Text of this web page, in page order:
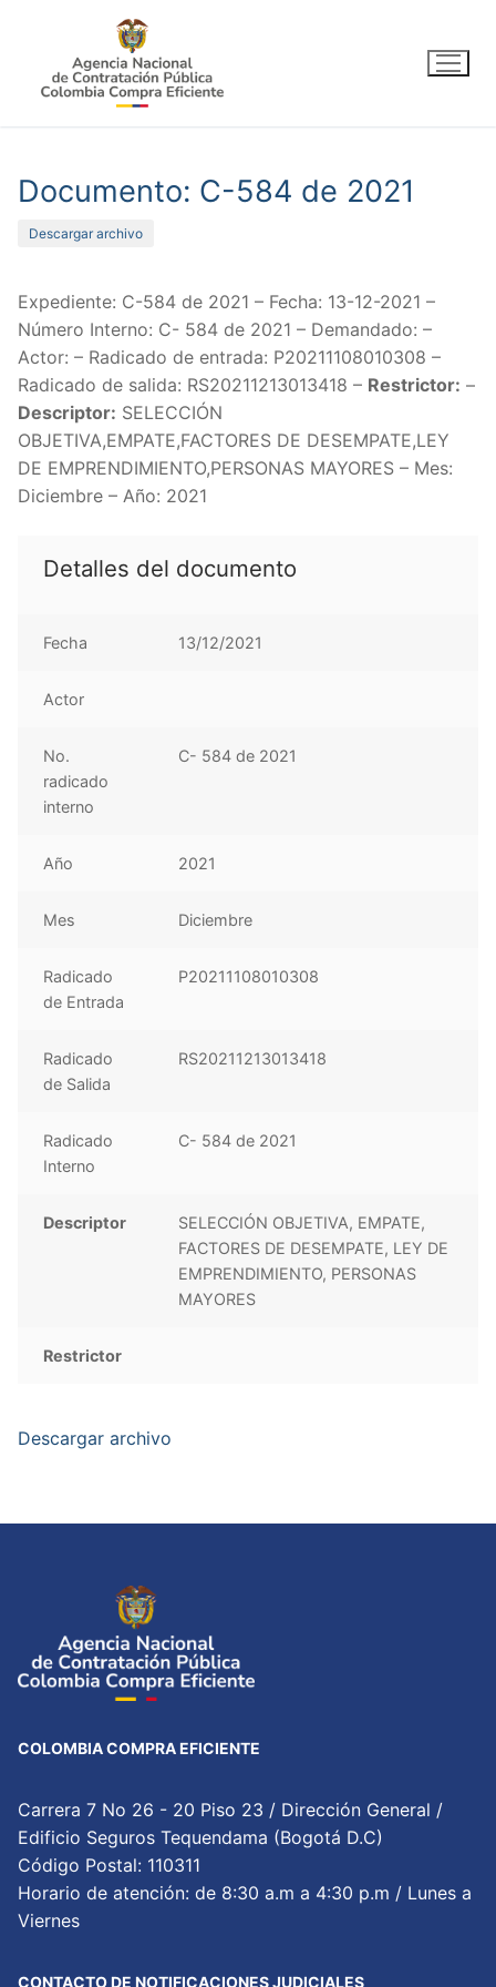
contenido
Documento: C-584 de 2021
Descargar archivo
Expediente: C-584 de 2021 – Fecha: 13-12-2021 –
Número Interno: C- 584 de 2021 – Demandado: –
Actor: – Radicado de entrada: P20211108010308 –
Radicado de salida: RS20211213013418 – Restrictor: –
Descriptor: SELECCIÓN
OBJETIVA,EMPATE,FACTORES DE DESEMPATE,LEY
DE EMPRENDIMIENTO,PERSONAS MAYORES – Mes:
Diciembre – Año: 2021
Detalles del documento
Fecha 13/12/2021
Actor
No.
radicado
interno
C- 584 de 2021
Año 2021
Mes Diciembre
Radicado
de Entrada
P20211108010308
Radicado
de Salida
RS20211213013418
Radicado
Interno
C- 584 de 2021
Descriptor
SELECCIÓN OBJETIVA, EMPATE,
FACTORES DE DESEMPATE, LEY DE
EMPRENDIMIENTO, PERSONAS
MAYORES
Restrictor
Descargar archivo
COLOMBIA COMPRA EFICIENTE
Carrera 7 No 26 - 20 Piso 23 / Dirección General /
Edificio Seguros Tequendama (Bogotá D.C)
Código Postal: 110311
Horario de atención: de 8:30 a.m a 4:30 p.m / Lunes a
Viernes
CONTACTO DE NOTIFICACIONES JUDICIALES